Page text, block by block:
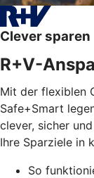
Clever sparen
R+V-
Mit der flexiblen
Safe+Smart
clever, sicher
Ihre Sparziele in
So